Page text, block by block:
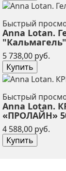
Быстрый
Anna Lotan.
"Кальмагель"
5 738,00 руб.
Купить
Быстрый
Anna Lotan.
«ПРОЛАЙН»
4 588,00 руб.
Купить